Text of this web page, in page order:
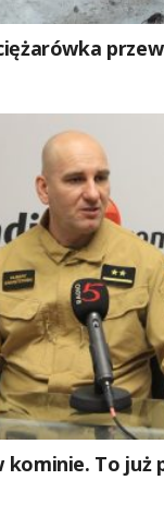
kominie. To już